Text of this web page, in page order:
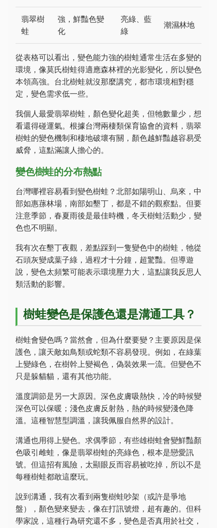
翡翠樹
蛙
強，鮮豔色變
化
亮綠、藍
綠
潮濕林地
從表格可以看出，變色能力強的樹蛙通常生活在多變的
環境，像莫氏樹蛙得適應森林裡的光影變化，所以變色
本領高強。台北樹蛙就沒那麼講究，都市環境相對穩
定，變色需求低一些。
我個人最愛翡翠樹蛙，顏色變化超美，但牠數量少，想
看還得碰運氣。根據台灣兩棲類保育協會的資料，翡翠
樹蛙的變色機制和棲地破壞有關，顏色越鮮豔越容易受
威脅，這點滿讓人擔心的。
變色樹蛙的分布熱點
台灣哪裡容易看到變色樹蛙？北部如陽明山、烏來，中
部如惠蓀林場，南部如墾丁，都是不錯的觀察點。但要
注意季節，春夏雨後是最佳時機，冬天樹蛙活動少，變
色也不明顯。
我有次在墾丁夜觀，差點踩到一隻變色中的樹蛙，牠從
石頭灰變成葉子綠，過程才十分鐘，超驚豔。但導遊
說，變色太頻繁可能表示環境壓力大，這點讓我反思人
類活動的影響。
樹蛙變色是保護色還是溝通工具？
樹蛙會變色嗎？當然會，但為什麼要變？主要原因是保
護色，讓天敵如鳥類或蛇類不容易發現。例如，在綠葉
上變綠色，在樹幹上變褐色，偽裝效果一流。但變色不
只是躲貓貓，還有其他功能。
溫度調節是另一大原因。深色皮膚吸熱快，冷的時候變
深色可以保暖；淺色皮膚反射熱，熱的時候變淺色降
溫。這種智慧型調溫，讓我佩服自然界的設計。
溝通也用得上變色。求偶季節，有些雄樹蛙會變鮮豔顏
色吸引雌蛙，像是翡翠樹蛙的亮綠色，根本是戀愛訊
號。但這招有風險，太顯眼反而容易被吃掉，所以不是
每種樹蛙都敢這麼玩。
說到溝通，我有次看到兩隻樹蛙吵架（或許是爭地
盤），顏色變來變去，像在打訊號燈，超有趣的。但科
學家說，這種行為研究還不多，變色是否真用於社交，